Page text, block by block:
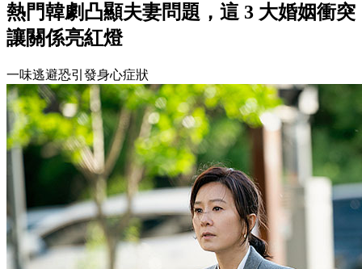
熱門韓劇凸顯夫妻問題，這 3 大婚姻衝突
讓關係亮紅燈
一味逃避恐引發身心症狀